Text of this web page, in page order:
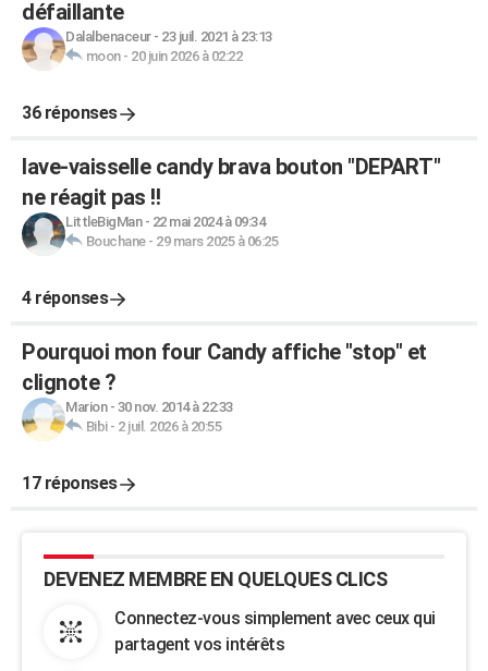
défaillante
Dalalbenaceur- 23 juil. 2021 à 23:13
moon- 20 juin 2026 à 02:22
36 réponses
lave-vaisselle candy brava bouton "DEPART"
ne réagit pas !!
LittleBigMan- 22 mai 2024 à 09:34
Bouchane- 29 mars 2025 à 06:25
4 réponses
Pourquoi mon four Candy affiche "stop" et
clignote ?
Marion- 30 nov. 2014 à 22:33
Bibi- 2 juil. 2026 à 20:55
17 réponses
DEVENEZ MEMBRE EN QUELQUES CLICS
Connectez-vous simplement avec ceux qui
partagent vos intérêts